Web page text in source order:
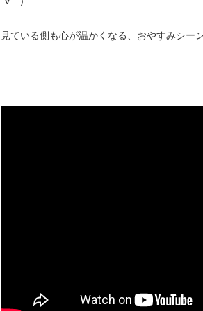
見ている側も心が温かくなる、おやすみシー